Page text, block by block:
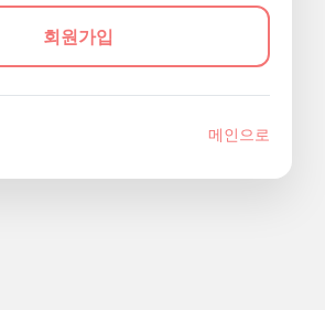
회원가입
메인으로